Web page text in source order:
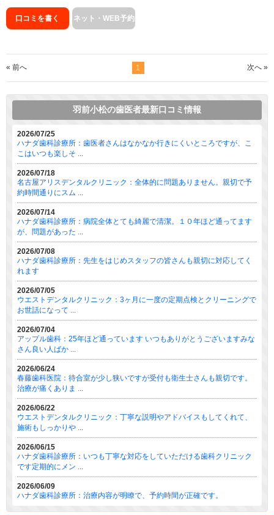
口コミを書く ネット・WEB予約
« 前へ 1 次へ »
羽前小松の歯医者最新口コミ情報
2026/07/25
ハナダ歯科診療所：歯医者さんはなかなか行きにくいところですが、こ
こはいつも楽しそ ...
2026/07/18
名古屋アリスデンタルクリニック：全体的に問題ありません。親切で予
約時間通りにスム ...
2026/07/14
ハナダ歯科診療所：病院全体とても綺麗で清潔。１０年ほど通ってます
が、問題があった ...
2026/07/08
ハナダ歯科診療所：先生をはじめスタッフの皆さんも親切に対応してく
れます
2026/07/05
ウエストデンタルクリニック：3ヶ月に一度の定期点検とクリーニングで
お世話になって ...
2026/07/04
アップル歯科：25年ほど通っています いつもありがとうございますみな
さん良い人ばか ...
2026/06/24
春藤歯科医院：待合室が少し狭いですが受付も衛生士さんも親切です。
治療が痛くありま ...
2026/06/22
ウエストデンタルクリニック：丁寧な説明やアドバイスもしてくれて、
施術もしっかりや ...
2026/06/15
ハナダ歯科診療所：いつも丁寧な対応をしていただける歯科クリニック
です定期的にメン ...
2026/06/09
ハナダ歯科診療所：治療内容が明瞭で、予約時間が正確です。